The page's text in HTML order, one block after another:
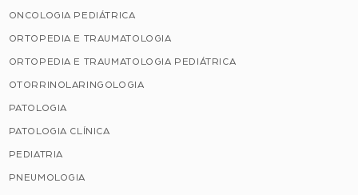
ONCOLOGIA PEDIÁTRICA
ORTOPEDIA E TRAUMATOLOGIA
ORTOPEDIA E TRAUMATOLOGIA PEDIÁTRICA
OTORRINOLARINGOLOGIA
PATOLOGIA
PATOLOGIA CLÍNICA
PEDIATRIA
PNEUMOLOGIA